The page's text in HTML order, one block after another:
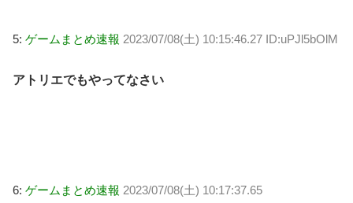
5: ゲームまとめ速報 2023/07/08(土) 10:15:46.27 ID:uPJl5bOlM
アトリエでもやってなさい
6: ゲームまとめ速報 2023/07/08(土) 10:17:37.65